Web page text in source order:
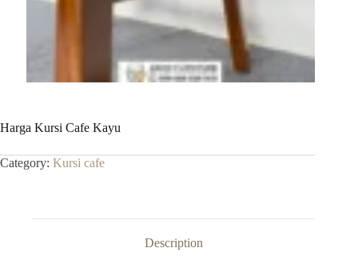
Harga Kursi Cafe Kayu
Category: Kursi cafe
Description